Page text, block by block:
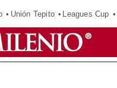
Unión Tepito Leagues Cup